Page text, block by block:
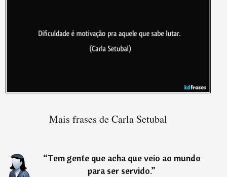
Mais frases de Carla Setubal
“Tem gente que acha que veio ao mundo
para ser servido.”